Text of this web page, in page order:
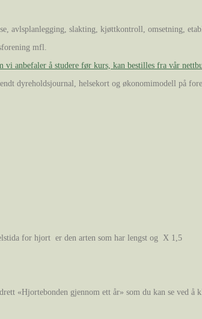
avlsplanlegging, slakting, kjøttkontroll, omsetning,
mfl.
vi anbefaler å studere før kurs, kan bestilles fra vår
dyreholdsjournal, helsekort og økonomimodell på
for hjort er den arten som har lengst og X 1,5
«Hjortebonden gjennom ett år» som du kan se ved å